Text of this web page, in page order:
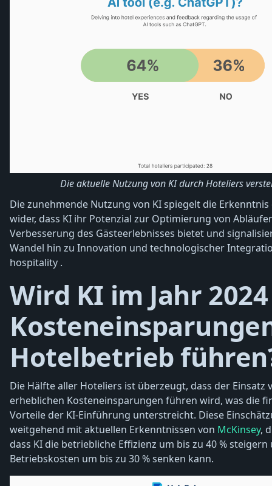
Die aktuelle Nutzung von KI durch Hoteliers
Die zunehmende Nutzung von KI spiegelt die
wider, dass KI ihr Potenzial zur Optimierung von
Verbesserung des Gästeerlebnisses bietet und
Wandel hin zu Innovation und technologischer
hospitality .
Wird KI im Jahr
Hotelbetrieb
Die Hälfte aller Hoteliers ist überzeugt, dass der Einsatz
erheblichen Kosteneinsparungen führen wird, was die
Vorteile der KI-Einführung unterstreicht. Diese
weitgehend mit aktuellen Erkenntnissen von McKinsey,
dass KI die betriebliche Effizienz um bis zu 40 % steigern
Betriebskosten um bis zu 30 % senken kann.